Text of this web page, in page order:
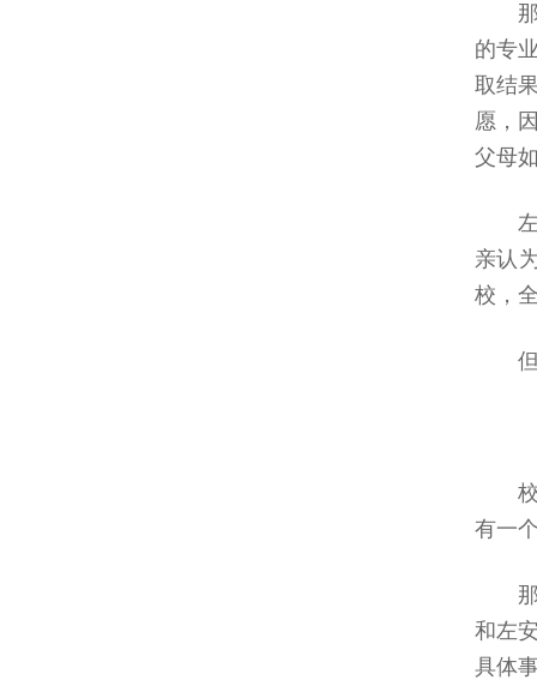
的专
取结
愿，
父母
亲认
校，
有一
和左
具体